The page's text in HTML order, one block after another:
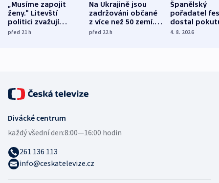
„Musíme zapojit
ženy.“ Litevští
politici zvažují
dohodu o
před 21h
Na Ukrajině jsou
zadržováni občané
z více než 50 zemí.
Bojovali na straně
před 22h
Španělský
pořadatel
dostal
nekalé
4. 8. 2026
Divácké centrum
každý všední den:8:00—16:00 hodin
261 136 113
info@ceskatelevize.cz